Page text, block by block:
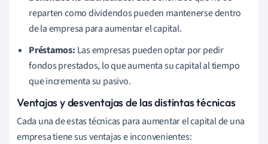
reparten como dividendos pueden mantenerse dentro
de la empresa para aumentar el capital.
Préstamos: Las empresas pueden optar por pedir
fondos prestados, lo que aumenta su capital al tiempo
que incrementa su pasivo.
Ventajas y desventajas de las distintas técnicas
Cada una de estas técnicas para aumentar el capital de una
empresa tiene sus ventajas e inconvenientes: